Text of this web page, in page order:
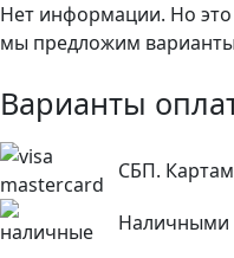
Нет информации. Но
мы предложим варианты
Варианты
СБП.
Наличными